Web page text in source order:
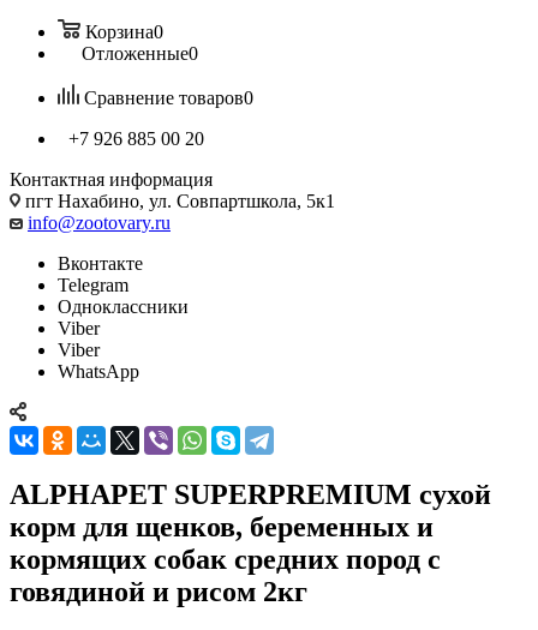
Корзина0
Отложенные0
Сравнение товаров0
+7 926 885 00 20
Контактная информация
пгт Нахабино, ул. Совпартшкола, 5к1
info@zootovary.ru
Вконтакте
Telegram
Одноклассники
Viber
Viber
WhatsApp
ALPHAPET SUPERPREMIUM сухой
корм для щенков, беременных и
кормящих собак средних пород с
говядиной и рисом 2кг